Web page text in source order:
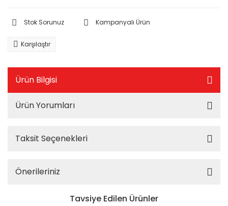
Stok Sorunuz Kampanyalı Ürün
Karşılaştır
Ürün Bilgisi
Ürün Yorumları
Taksit Seçenekleri
Önerileriniz
Tavsiye Edilen Ürünler